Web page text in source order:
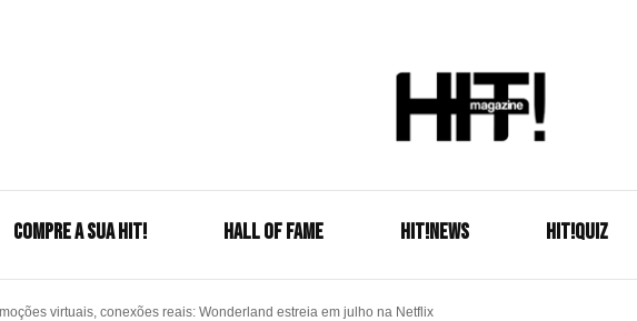
COMPRE A SUA HIT! HALL OF FAME HIT!NEWS HIT!Quiz
virtuais, conexões reais: Wonderland estreia em julho na Netflix